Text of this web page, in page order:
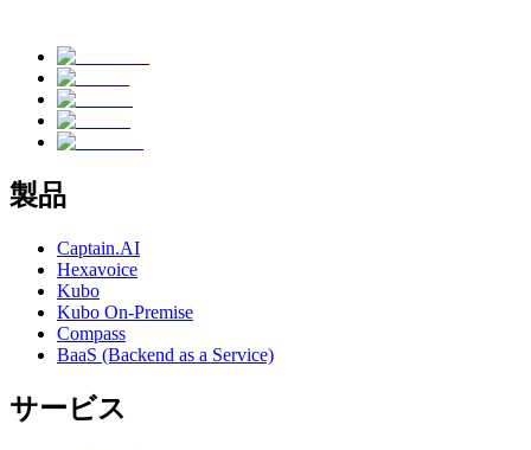
製品
Captain.AI
Hexavoice
Kubo
Kubo On-Premise
Compass
BaaS (Backend as a Service)
サービス